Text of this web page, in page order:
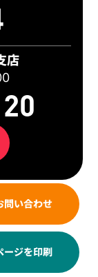
店
問い合わせ
ージを印刷